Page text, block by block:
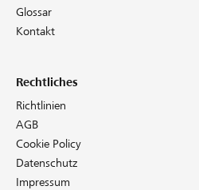
Glossar
Kontakt
Rechtliches
Richtlinien
AGB
Cookie Policy
Datenschutz
Impressum